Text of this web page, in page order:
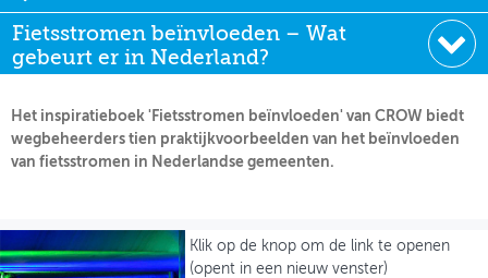
BIJEENKOMSTEN
KENNISBANK
ADRESSENBOEK
OVER FIETSBERAAD
MIJN PROFIEL
Fietsstromen beïnvloeden – Wat
gebeurt er in Nederland?
Soort:
Beleidsdocumenten
Uitgever:
CROW
Datum:
09-01-2025
Het inspiratieboek 'Fietsstromen beïnvloeden' van CROW biedt
wegbeheerders tien praktijkvoorbeelden van het beïnvloeden
van fietsstromen in Nederlandse gemeenten.
Klik op de knop om de link te openen
(opent in een nieuw venster)